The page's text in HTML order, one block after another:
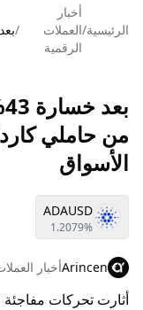
الرئيسية/
أخبار
العملات
الرقمية
/
من حاملي
الأسواق
ADAUSD
1.2079%
Arincenأخبار